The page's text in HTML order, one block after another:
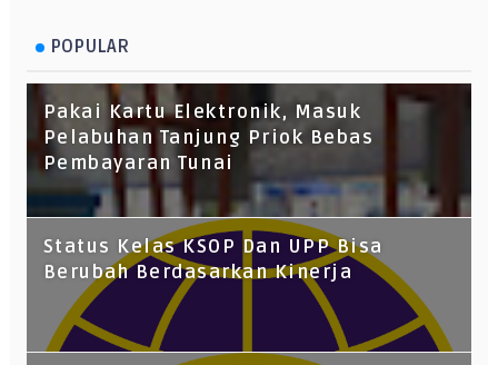
POPULAR
Pakai Kartu Elektronik, Masuk
Pelabuhan Tanjung Priok Bebas
Pembayaran Tunai
Status Kelas KSOP Dan UPP Bisa
Berubah Berdasarkan Kinerja